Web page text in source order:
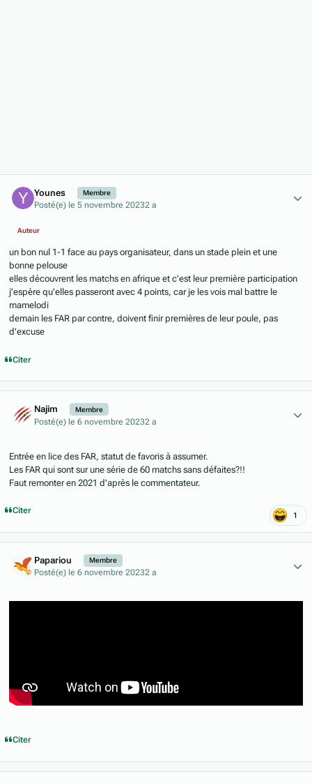
Younes Membre
Posté(e) le 5 novembre 20232 a
Auteur
un bon nul 1-1 face au pays organisateur, dans un stade plein et une
bonne pelouse
elles découvrent les matchs en afrique et c'est leur première participation
j'espère qu'elles passeront avec 4 points, car je les vois mal battre le
mamelodi
demain les FAR par contre, doivent finir premières de leur poule, pas
d'excuse
Citer
Najim Membre
Posté(e) le 6 novembre 20232 a
Entrée en lice des FAR, statut de favoris à assumer.
Les FAR qui sont sur une série de 60 matchs sans défaites?!!
Faut remonter en 2021 d'après le commentateur.
Citer 1
Papariou Membre
Posté(e) le 6 novembre 20232 a
Citer